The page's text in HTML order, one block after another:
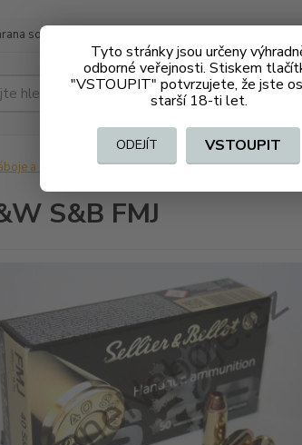
Tyto stránky jsou určeny
odborné veřejnosti. Stiskem
"VSTOUPIT" potvrzujete, že jste
starší 18-ti let.
ODEJÍT VSTOUPIT
soukromí
Hledat
a střelivo na ZO Pistolové, revolverové 40
S&B FMJ